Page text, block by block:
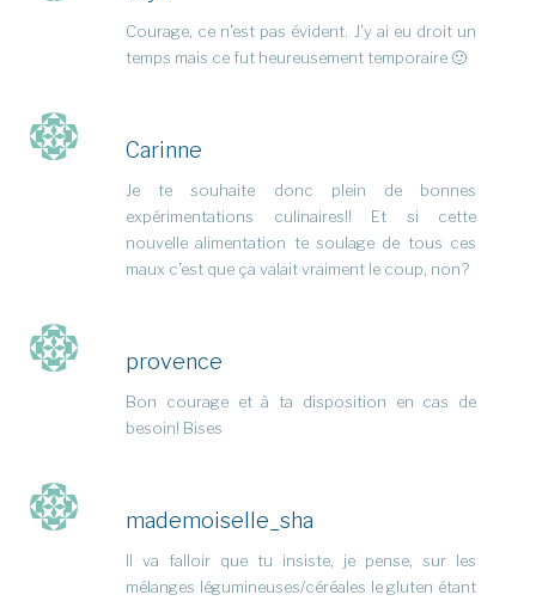
Courage, ce n’est pas évident. J’y ai eu droit un
temps mais ce fut heureusement temporaire 🙂
Carinne
Je te souhaite donc plein de bonnes
expérimentations culinaires!! Et si cette
nouvelle alimentation te soulage de tous ces
maux c’est que ça valait vraiment le coup, non?
provence
Bon courage et à ta disposition en cas de
besoin! Bises
mademoiselle_sha
Il va falloir que tu insiste, je pense, sur les
mélanges légumineuses/céréales le gluten étant